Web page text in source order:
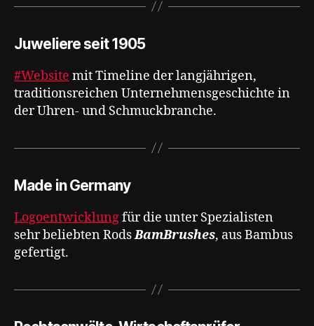
Juweliere seit 1905
#Website mit Timeline der langjährigen,
traditionsreichen Unternehmensgeschichte in
der Uhren- und Schmuckbranche.
Made in Germany
Logoentwicklungfür die unter Spezialisten
sehr beliebten RodsBamBrushes, aus Bambus
gefertigt.